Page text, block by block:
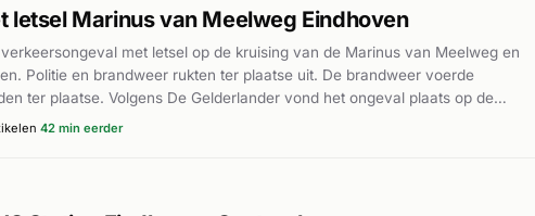
letsel Marinus van Meelweg Eindhoven
met letsel op de kruising van de Marinus van Meelweg en
Politie en brandweer rukten ter plaatse uit. De brandweer voerde
ter plaatse. Volgens De Gelderlander vond het ongeval plaats op de
hoeveel voertuigen betrokken waren bij het incident of hoe ernstig
42 min eerder